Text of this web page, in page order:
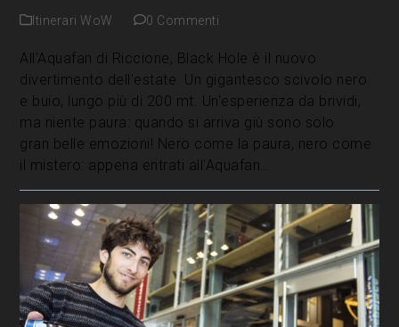
Itinerari WoW 0 Commenti
All'Aquafan di Riccione, Black Hole è il nuovo
divertimento dell'estate. Un gigantesco scivolo nero
e buio, lungo più di 200 mt. Un'esperienza da brividi,
ma niente paura: quando si arriva giù sono solo
gran belle emozioni! Nero come la paura, nero come
il mistero: appena entrati all'Aquafan…